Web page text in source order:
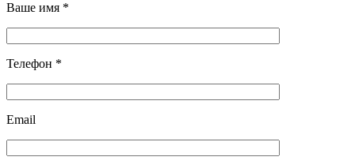
Ваше имя *
Телефон *
Email